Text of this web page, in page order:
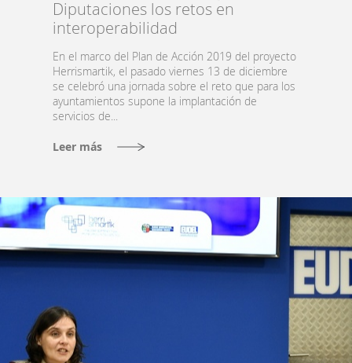
Administración
inteligente
Gobernanza
cities
Actualidad
Diputaciones los retos en
interoperabilidad
En el marco del Plan de Acción 2019 del proyecto
Herrismartik, el pasado viernes 13 de diciembre
se celebró una jornada sobre el reto que para los
ayuntamientos supone la implantación de
servicios de...
Leer más